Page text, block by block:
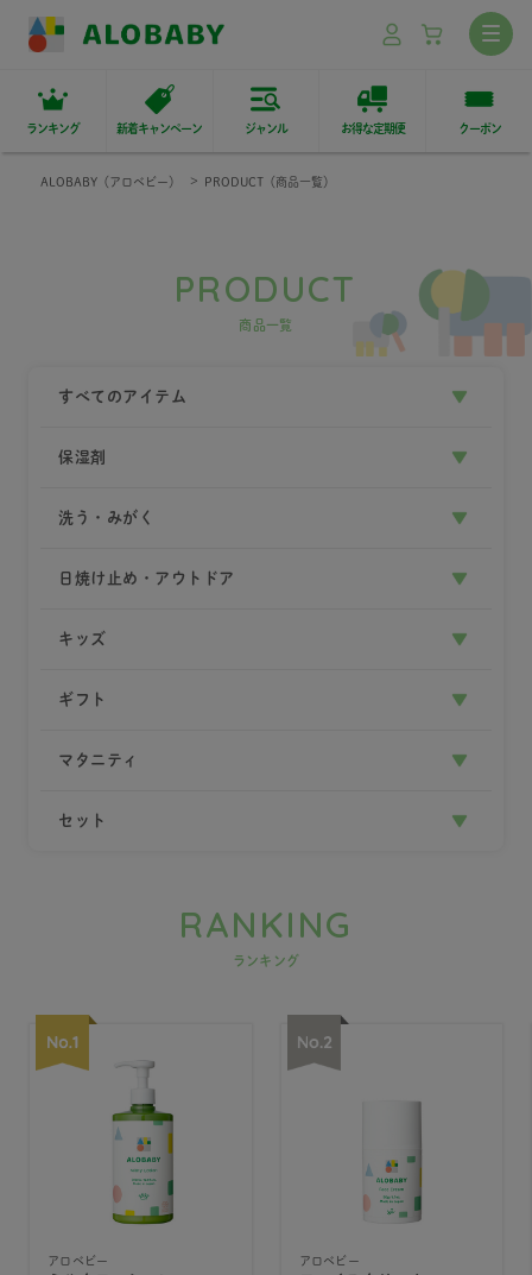
ランキング 新着キャンペーン ジャンル お得な定期便 クーポン
ALOBABY（アロベビー） PRODUCT（商品一覧）
PRODUCT
商品一覧
すべてのアイテム
保湿剤
洗う・みがく
日焼け止め・アウトドア
キッズ
ギフト
マタニティ
セット
RANKING
ランキング
アロベビー アロベビー